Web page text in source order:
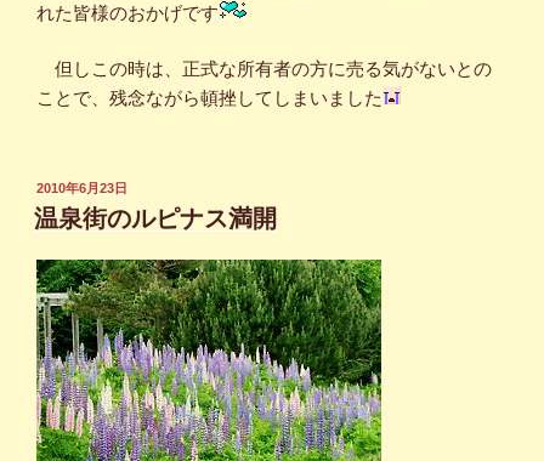
れた皆様のおかげです
但しこの時は、正式な所有者の方に売る気がないとの
ことで、残念ながら頓挫してしまいました
投
稿
日:
2010年6月23日
温泉街のルピナス満開